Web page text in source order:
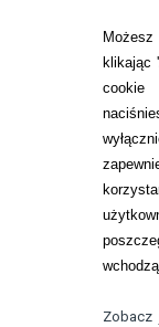
klikając
cookie
Zobacz
SOCZEWKI
Zwrot
ZMIEŃ
KONTAKT
telefon:
22 113
telefon:
732 08